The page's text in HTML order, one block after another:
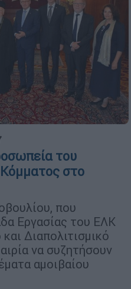
του
στο
που
Εργασίας του ΕΛΚ
Διαπολιτισμικό
να συζητήσουν
αμοιβαίου